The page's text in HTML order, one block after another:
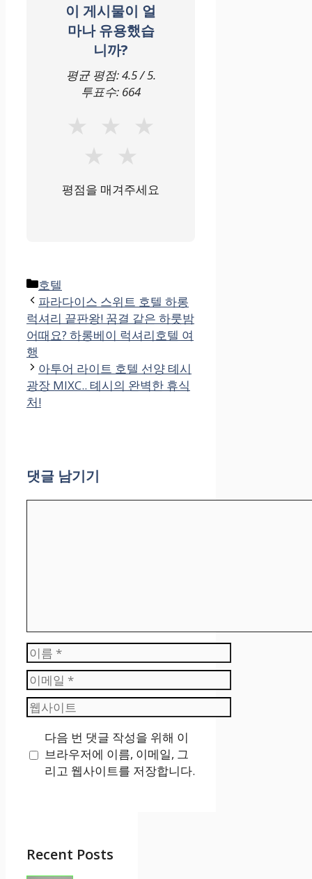
이 게시물이 얼
마나 유용했습
니까?
평균 평점:4.5/ 5.
투표수: 664
★ ★
★
★
★
평점을 매겨주세요
카
테
고
리
호텔
파라다이스 스위트 호텔 하롱
럭셔리 끝판왕! 꿈결 같은 하룻밤
어때요? 하롱베이 럭셔리호텔 여
행
아투어 라이트 호텔 선양 톄시
광장 MIXC.. 톄시의 완벽한 휴식
처!
댓글 남기기
이
름
이
메
일
웹
사
트
다음 번 댓글 작성을 위해 이
브라우저에 이름, 이메일, 그
리고 웹사이트를 저장합니다.
Recent Posts